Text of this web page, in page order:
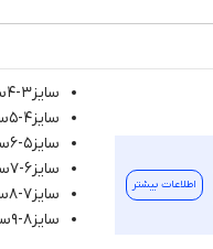
اطلاعات بیشتر
سايز٣-٤سال: دورسينه:٥٨/قد:٤٠/قدشلوار:٥٣
سايز٤-٥سال: دورسينه:٦٠/قد:٤٢/قدشلوار:٥٧
سايز٥-٦سال: دورسينه:٦٢/قد:٤٤/قدشلوار:٦٢
سايز٦-٧سال: دورسينه:٦٦/قد:٤٦/قدشلوار:٦٧
سايز٧-٨سال: دورسينه:٧٢/قد:٤٩/قدشلوار:٧٢
سايز٨-٩سال: دورسينه:٧٦/قد:٥٢/قدشلوار:٧٥